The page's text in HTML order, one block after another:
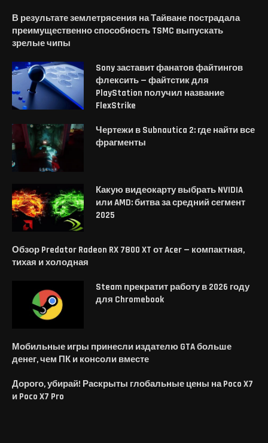
В результате землетрясения на Тайване пострадала
преимущественно способность TSMC выпускать
зрелые чипы
Sony заставит фанатов файтингов
флексить — файтстик для
PlayStation получил название
FlexStrike
Чертежи в Subnautica 2: где найти все
фрагменты
Какую видеокарту выбрать NVIDIA
или AMD: битва за средний сегмент
2025
Обзор Predator Radeon RX 7800 XT от Acer — компактная,
тихая и холодная
Steam прекратит работу в 2026 году
для Chromebook
Мобильные игры принесли издателю GTA больше
денег, чем ПК и консоли вместе
Дорого, убирай! Раскрыты глобальные цены на Poco X7
и Poco X7 Pro